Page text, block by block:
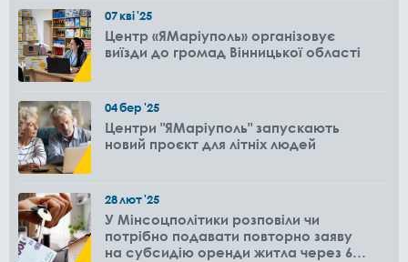
07кві'25
Центр «ЯМаріуполь» організовує
виїзди до громад Вінницької області
04бер'25
Центри "ЯМаріуполь" запускають
новий проєкт для літніх людей
28лют'25
У Мінсоцполітики розповіли чи
потрібно подавати повторно заяву
на субсидію оренди житла через 6